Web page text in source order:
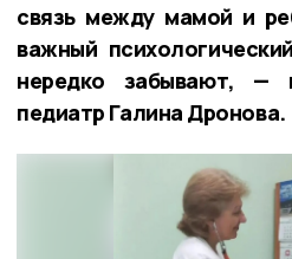
связь между мамой и
важный
нередко забывают, —
педиатр Галина Дронова.